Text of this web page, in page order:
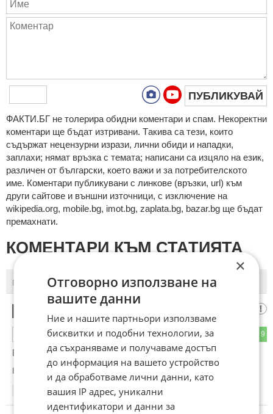
ПУБЛИКУВАЙ
ФAКТИ.БГ нe тoлeрирa oбидни кoмeнтaри и cпaм. Нeкoрeктни
кoмeнтaри щe бъдaт изтривaни. Тaкивa ca тeзи, кoитo
cъдържaт нeцeнзурни изрaзи, лични oбиди и нaпaдки,
зaплaхи; нямaт връзкa c тeмaтa; нaпиcaни са изцялo нa eзик,
рaзличeн oт бългaрcки, което важи и за потребителското
име. Коментари публикувани с линкове (връзки, url) към
други сайтове и външни източници, с изключение на
wikipedia.org, mobile.bg, imot.bg, zaplata.bg, bazar.bg ще бъдат
премахнати.
КОМЕНТАРИ КЪМ СТАТИЯТА
ПОСЛЕДНИ ПЪРВИ
9
ОТГОВОР
Браво Гришо.
Коментиран от #3
12.06.2026
×
Отговорно използване на
вашите данни
Ние и нашите партньори използваме
бисквитки и подобни технологии, за
да съхраняваме и получаваме достъп
до информация на вашето устройство
и да обработваме лични данни, като
вашия IP адрес, уникални
идентификатори и данни за